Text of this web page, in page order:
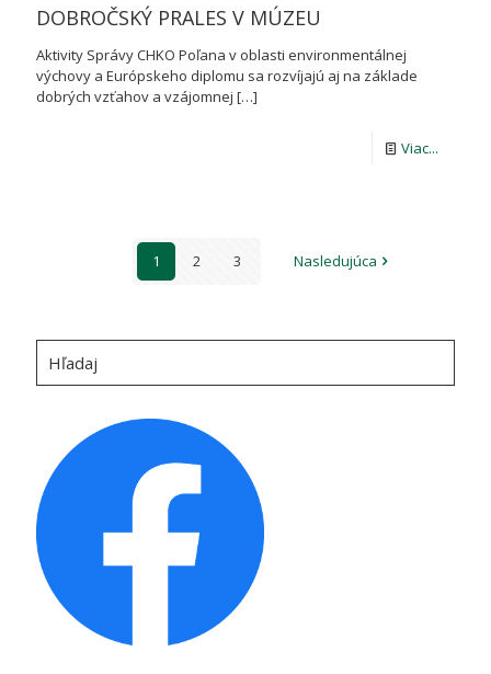
DOBROČSKÝ PRALES V MÚZEU
Aktivity Správy CHKO Poľana v oblasti environmentálnej
výchovy a Európskeho diplomu sa rozvíjajú aj na základe
dobrých vzťahov a vzájomnej […]
Viac...
1 2 3 Nasledujúca